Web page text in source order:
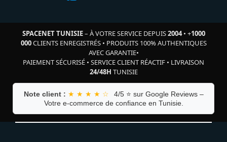
SPACENET TUNISIE– À VOTRE SERVICE DEPUIS2004• +1000
000CLIENTS ENREGISTRÉS• PRODUITS 100% AUTHENTIQUES
AVEC GARANTIE•
PAIEMENT SÉCURISÉ • SERVICE CLIENT RÉACTIF • LIVRAISON
24/48H TUNISIE
Note client : ★ ★ ★ ★ ☆
4/5 ⭐ sur Google Reviews –
Votre e-commerce de confiance en Tunisie.